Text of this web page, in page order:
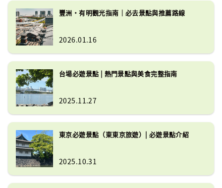
豐洲・有明觀光指南｜必去景點與推薦路線
2026.01.16
台場必遊景點 | 熱門景點與美食完整指南
2025.11.27
東京必遊景點（東東京旅遊）| 必遊景點介紹
2025.10.31